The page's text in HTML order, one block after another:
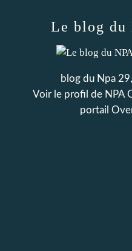
Le blog du
blog du Npa
Voir le profil de NPA
portail